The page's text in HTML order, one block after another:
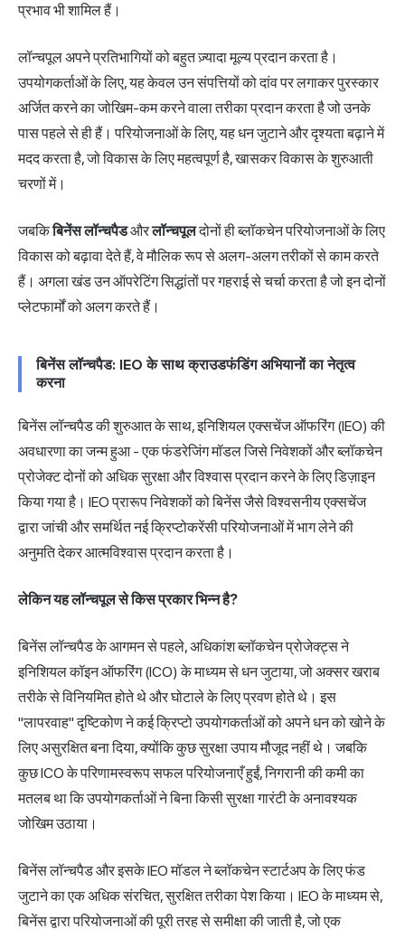
प्रभाव भी शामिल हैं।
लॉन्चपूल अपने प्रतिभागियों को बहुत ज़्यादा मूल्य प्रदान करता है।
उपयोगकर्ताओं के लिए, यह केवल उन संपत्तियों को दांव पर लगाकर पुरस्कार
अर्जित करने का जोखिम-कम करने वाला तरीका प्रदान करता है जो उनके
पास पहले से ही हैं। परियोजनाओं के लिए, यह धन जुटाने और दृश्यता बढ़ाने में
मदद करता है, जो विकास के लिए महत्वपूर्ण है, खासकर विकास के शुरुआती
चरणों में।
जबकिबिनेंस लॉन्चपैडऔरलॉन्चपूलदोनों ही ब्लॉकचेन परियोजनाओं के लिए
विकास को बढ़ावा देते हैं, वे मौलिक रूप से अलग-अलग तरीकों से काम करते
हैं। अगला खंड उन ऑपरेटिंग सिद्धांतों पर गहराई से चर्चा करता है जो इन दोनों
प्लेटफार्मों को अलग करते हैं।
बिनेंस लॉन्चपैड: IEO के साथ क्राउडफंडिंग अभियानों का नेतृत्व
करना
बिनेंस लॉन्चपैड की शुरुआत के साथ, इनिशियल एक्सचेंज ऑफरिंग (IEO) की
अवधारणा का जन्म हुआ - एक फंडरेजिंग मॉडल जिसे निवेशकों और ब्लॉकचेन
प्रोजेक्ट दोनों को अधिक सुरक्षा और विश्वास प्रदान करने के लिए डिज़ाइन
किया गया है। IEO प्रारूप निवेशकों को बिनेंस जैसे विश्वसनीय एक्सचेंज
द्वारा जांची और समर्थित नई क्रिप्टोकरेंसी परियोजनाओं में भाग लेने की
अनुमति देकर आत्मविश्वास प्रदान करता है।
लेकिन यह लॉन्चपूल से किस प्रकार भिन्न है?
बिनेंस लॉन्चपैड के आगमन से पहले, अधिकांश ब्लॉकचेन प्रोजेक्ट्स ने
इनिशियल कॉइन ऑफरिंग (ICO) के माध्यम से धन जुटाया, जो अक्सर खराब
तरीके से विनियमित होते थे और घोटाले के लिए प्रवण होते थे। इस
"लापरवाह" दृष्टिकोण ने कई क्रिप्टो उपयोगकर्ताओं को अपने धन को खोने के
लिए असुरक्षित बना दिया, क्योंकि कुछ सुरक्षा उपाय मौजूद नहीं थे। जबकि
कुछ ICO के परिणामस्वरूप सफल परियोजनाएँ हुईं, निगरानी की कमी का
मतलब था कि उपयोगकर्ताओं ने बिना किसी सुरक्षा गारंटी के अनावश्यक
जोखिम उठाया।
बिनेंस लॉन्चपैड और इसके IEO मॉडल ने ब्लॉकचेन स्टार्टअप के लिए फंड
जुटाने का एक अधिक संरचित, सुरक्षित तरीका पेश किया। IEO के माध्यम से,
बिनेंस द्वारा परियोजनाओं की पूरी तरह से समीक्षा की जाती है, जो एक